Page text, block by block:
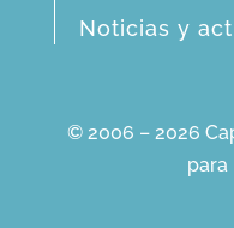
Noticias y
© 2006 – 2026
para